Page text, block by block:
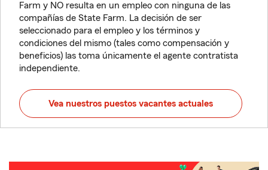
Farm y NO resulta en un empleo con ninguna de las
compañías de State Farm. La decisión de ser
seleccionado para el empleo y los términos y
condiciones del mismo (tales como compensación y
beneficios) las toma únicamente el agente contratista
independiente.
Vea nuestros puestos vacantes actuales